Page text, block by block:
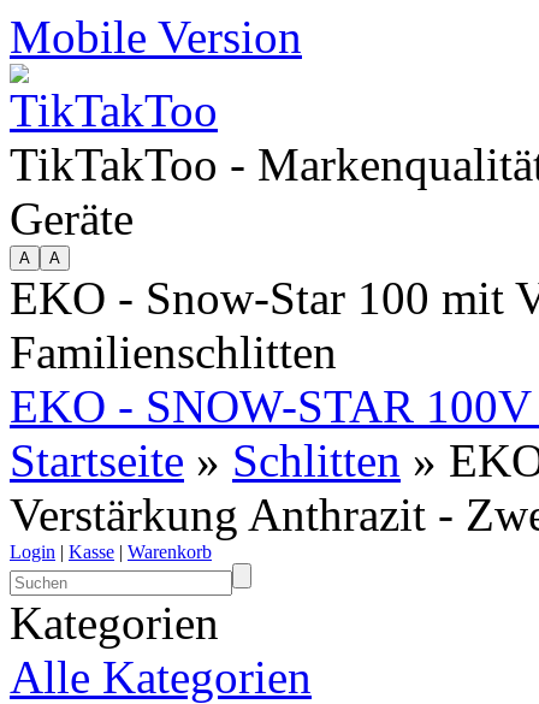
Mobile Version
TikTakToo -
Geräte
EKO - Snow-Star 100 mit
Familienschlitten
EKO - SNOW-STAR
Startseite » Schlitten »
Verstärkung Anthrazit -
Login | Kasse | Warenkorb
Kategorien
Alle Kategorien